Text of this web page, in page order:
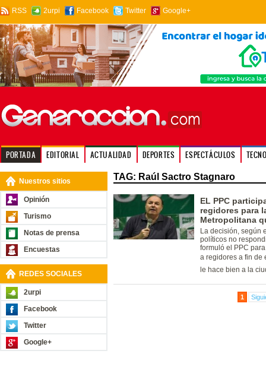
RSS 2urpi Facebook Twitter Google+
PORTADA EDITORIAL ACTUALIDAD DEPORTES ESPECTÁCULOS
Nuestros sitios
Opinión
Turismo
Notas de prensa
Encuestas
REDES SOCIALES
2urpi
Facebook
Twitter
Google+
TAG: Raúl Sactro Stagnaro
EL PPC
regidores para
Metropolitana
La decisión, según
políticos no
formuló el PPC
a regidores a fin de
le hace bien a la
1